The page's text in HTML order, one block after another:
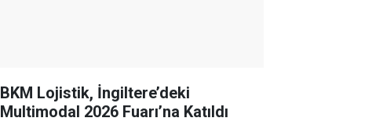
BKM Lojistik, İngiltere’deki
Multimodal 2026 Fuarı’na Katıldı